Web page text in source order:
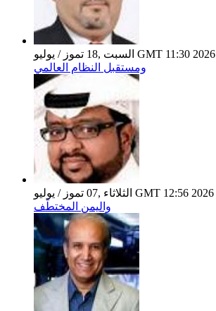
السبت ,18 تموز / يوليو GMT 11:30 2026
ومستقبل النظام العالمي
الثلاثاء ,07 تموز / يوليو GMT 12:56 2026
واليمن المختطَف